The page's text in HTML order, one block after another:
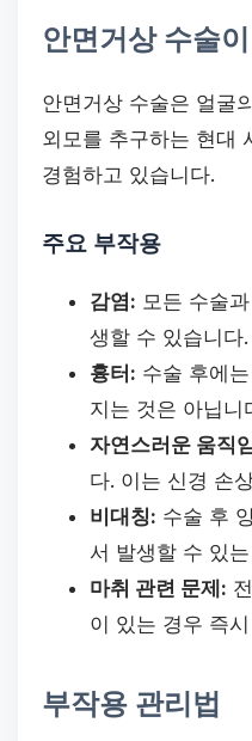
안면거상 수술
안면거상 수술은 얼굴
외모를 추구하는 현대
경험하고 있습니다.
주요 부작용
감염: 모든 수술
생할 수 있습니다.
흉터: 수술 후에
지는 것은 아닙니
자연스러운 움직
다. 이는 신경 손
비대칭: 수술 후
서 발생할 수 있
마취 관련 문제:
이 있는 경우 즉
부작용 관리법